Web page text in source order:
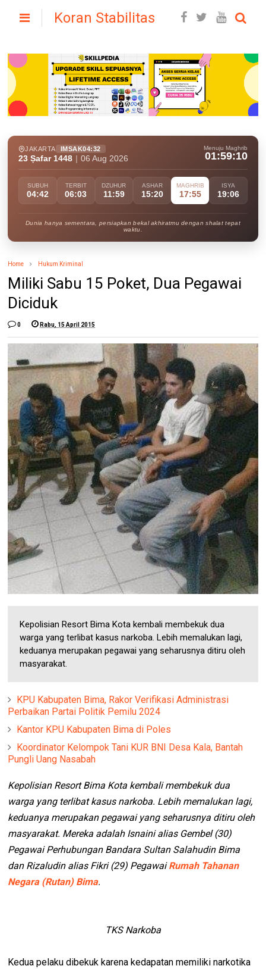
Koran Stabilitas
JAKARTA IMSAK04:32
23 Ṣafar 1448 06 Aug 2026
Menuju Maghrib
01:59:08
SUBUH
04:42
TERBIT
06:03
DZUHUR
11:59
ASHAR
15:20
MAGHRIB
17:55
ISYA
19:06
Dunia hanya sementara, persiapkan bekal akhiratmu dengan shalat tepat
waktu.
Home Hukum Kriminal
Miliki Sabu 15 Poket, Dua Pegawai
Diciduk
0 Rabu, 15 April 2015
Kepolisian Resort Bima Kota kembali membekuk dua
warga yang terlibat kasus narkoba. Lebih memalukan lagi,
keduanya merupakan pegawai yang seharusnya ditiru oleh
masyarakat.
KPU Kabupaten Bima, Rakor Verifikasi Administrasi
Perbaikan Partai Politik Pemilu 2024
Kantor KPU Kabupaten Bima di Poles
Koordinator Kelompok Tani KUR BNI Desa Kala, Bantah
Pungli Uang Nasabah
Kepolisian Resort Bima Kota kembali membekuk dua
warga yang terlibat kasus narkoba. Lebih memalukan lagi,
keduanya merupakan pegawai yang seharusnya ditiru oleh
masyarakat. Mereka adalah Isnaini alias Gembel (30)
Pegawai Perhubungan Bandara Sultan Salahudin Bima
dan Rizaludin alias Fikri (29) PegawaiRumah Tahanan
Negara (Rutan) Bima.
TKS Narkoba
Kedua pelaku dibekuk karena kedapatan memiliki narkotika